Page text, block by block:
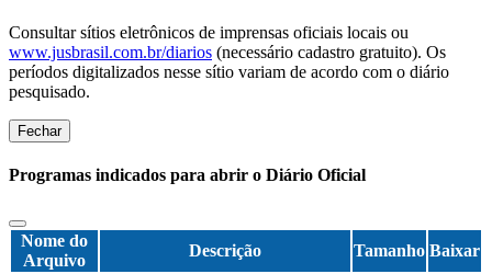
Consultar sítios eletrônicos de imprensas oficiais locais ou
www.jusbrasil.com.br/diarios (necessário cadastro gratuito). Os
períodos digitalizados nesse sítio variam de acordo com o diário
pesquisado.
Fechar
Programas indicados para abrir o Diário Oficial
Nome do
Arquivo
Descrição Tamanho Baixar